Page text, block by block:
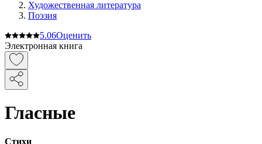
Художественная литература
Поэзия
5.06Оценить
Электронная книга
Гласные
Стихи